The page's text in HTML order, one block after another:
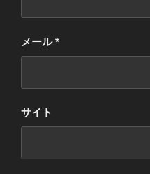
メール*
サイト